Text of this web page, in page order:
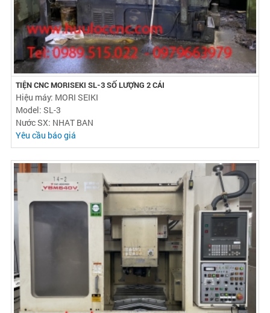
TIỆN CNC MORISEKI SL-3 SỐ LƯỢNG 2 CÁI
Hiệu máy: MORI SEIKI
Model: SL-3
Nước SX: NHAT BAN
Yêu cầu báo giá